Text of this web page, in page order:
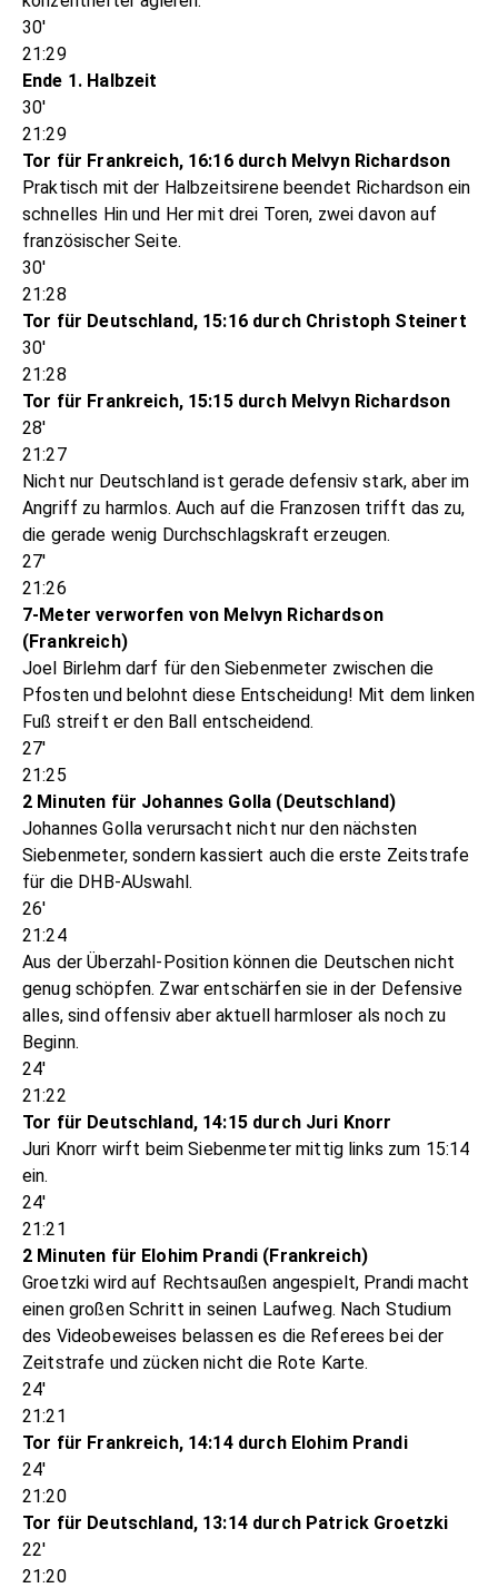
30'
21:29
Ende 1. Halbzeit
30'
21:29
Tor für Frankreich, 16:16 durch Melvyn Richardson
Praktisch mit der Halbzeitsirene beendet Richardson ein
schnelles Hin und Her mit drei Toren, zwei davon auf
französischer Seite.
30'
21:28
Tor für Deutschland, 15:16 durch Christoph Steinert
30'
21:28
Tor für Frankreich, 15:15 durch Melvyn Richardson
28'
21:27
Nicht nur Deutschland ist gerade defensiv stark, aber im
Angriff zu harmlos. Auch auf die Franzosen trifft das zu,
die gerade wenig Durchschlagskraft erzeugen.
27'
21:26
7-Meter verworfen von Melvyn Richardson
(Frankreich)
Joel Birlehm darf für den Siebenmeter zwischen die
Pfosten und belohnt diese Entscheidung! Mit dem linken
Fuß streift er den Ball entscheidend.
27'
21:25
2 Minuten für Johannes Golla (Deutschland)
Johannes Golla verursacht nicht nur den nächsten
Siebenmeter, sondern kassiert auch die erste Zeitstrafe
für die DHB-AUswahl.
26'
21:24
Aus der Überzahl-Position können die Deutschen nicht
genug schöpfen. Zwar entschärfen sie in der Defensive
alles, sind offensiv aber aktuell harmloser als noch zu
Beginn.
24'
21:22
Tor für Deutschland, 14:15 durch Juri Knorr
Juri Knorr wirft beim Siebenmeter mittig links zum 15:14
ein.
24'
21:21
2 Minuten für Elohim Prandi (Frankreich)
Groetzki wird auf Rechtsaußen angespielt, Prandi macht
einen großen Schritt in seinen Laufweg. Nach Studium
des Videobeweises belassen es die Referees bei der
Zeitstrafe und zücken nicht die Rote Karte.
24'
21:21
Tor für Frankreich, 14:14 durch Elohim Prandi
24'
21:20
Tor für Deutschland, 13:14 durch Patrick Groetzki
22'
21:20